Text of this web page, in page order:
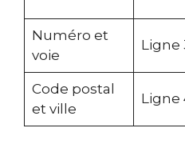
Numéro et
voie
Ligne
Code postal
et ville
Ligne